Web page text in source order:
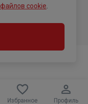
Избранное Профиль
файлов cookie